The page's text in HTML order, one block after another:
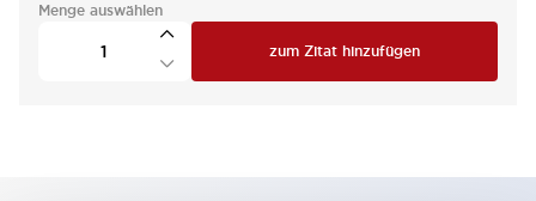
Menge auswählen
zum Zitat hinzufügen